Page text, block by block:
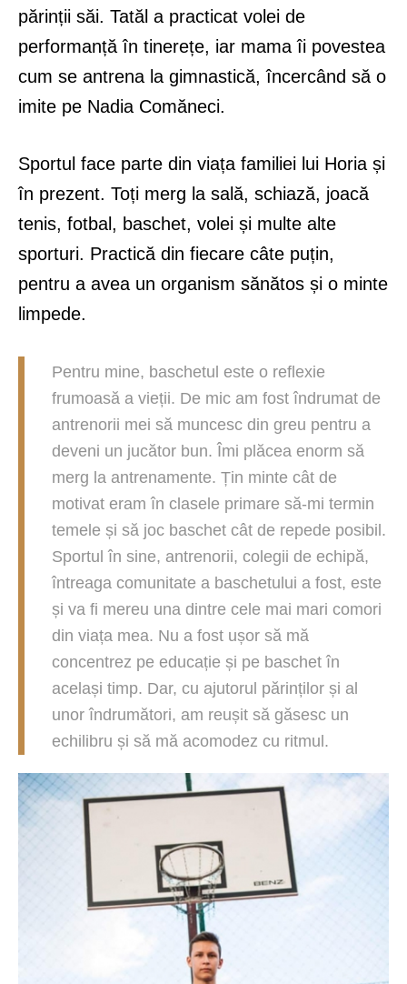
părinții săi. Tatăl a practicat volei de
performanță în tinerețe, iar mama îi povestea
cum se antrena la gimnastică, încercând să o
imite pe Nadia Comăneci.
Sportul face parte din viața familiei lui Horia și
în prezent. Toți merg la sală, schiază, joacă
tenis, fotbal, baschet, volei și multe alte
sporturi. Practică din fiecare câte puțin,
pentru a avea un organism sănătos și o minte
limpede.
Pentru mine, baschetul este o reflexie
frumoasă a vieții. De mic am fost îndrumat de
antrenorii mei să muncesc din greu pentru a
deveni un jucător bun. Îmi plăcea enorm să
merg la antrenamente. Țin minte cât de
motivat eram în clasele primare să-mi termin
temele și să joc baschet cât de repede posibil.
Sportul în sine, antrenorii, colegii de echipă,
întreaga comunitate a baschetului a fost, este
și va fi mereu una dintre cele mai mari comori
din viața mea. Nu a fost ușor să mă
concentrez pe educație și pe baschet în
același timp. Dar, cu ajutorul părinților și al
unor îndrumători, am reușit să găsesc un
echilibru și să mă acomodez cu ritmul.